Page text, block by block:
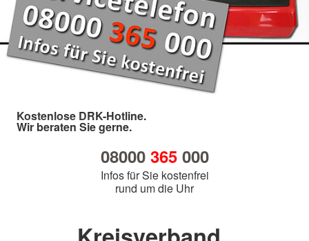
Kostenlose DRK-Hotline.
Wir beraten Sie gerne.
08000 365000
Infos für Sie kostenfrei
rund um die Uhr